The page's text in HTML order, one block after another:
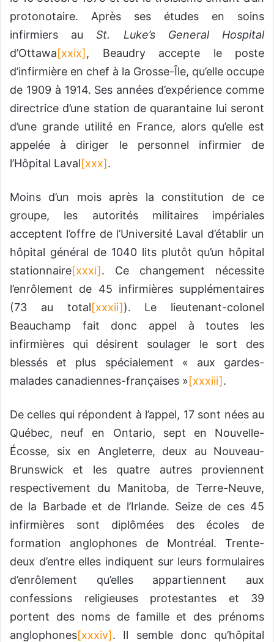
protonotaire. Après ses études en soins
infirmiers auSt. Luke’s General Hospital
d’Ottawa[xxix], Beaudry accepte le poste
d’infirmière en chef à la Grosse-Île, qu’elle occupe
de 1909 à 1914. Ses années d’expérience comme
directrice d’une station de quarantaine lui seront
d’une grande utilité en France, alors qu’elle est
appelée à diriger le personnel infirmier de
l’Hôpital Laval[xxx].
Moins d’un mois après la constitution de ce
groupe, les autorités militaires impériales
acceptent l’offre de l’Université Laval d’établir un
hôpital général de 1040 lits plutôt qu’un hôpital
stationnaire[xxxi]. Ce changement nécessite
l’enrôlement de 45 infirmières supplémentaires
(73 au total[xxxii]). Le lieutenant-colonel
Beauchamp fait donc appel à toutes les
infirmières qui désirent soulager le sort des
blessés et plus spécialement « aux gardes-
malades canadiennes-françaises »[xxxiii].
De celles qui répondent à l’appel, 17 sont nées au
Québec, neuf en Ontario, sept en Nouvelle-
Écosse, six en Angleterre, deux au Nouveau-
Brunswick et les quatre autres proviennent
respectivement du Manitoba, de Terre-Neuve,
de la Barbade et de l’Irlande. Seize de ces 45
infirmières sont diplômées des écoles de
formation anglophones de Montréal. Trente-
deux d’entre elles indiquent sur leurs formulaires
d’enrôlement qu’elles appartiennent aux
confessions religieuses protestantes et 39
portent des noms de famille et des prénoms
anglophones[xxxiv]. Il semble donc qu’hôpital